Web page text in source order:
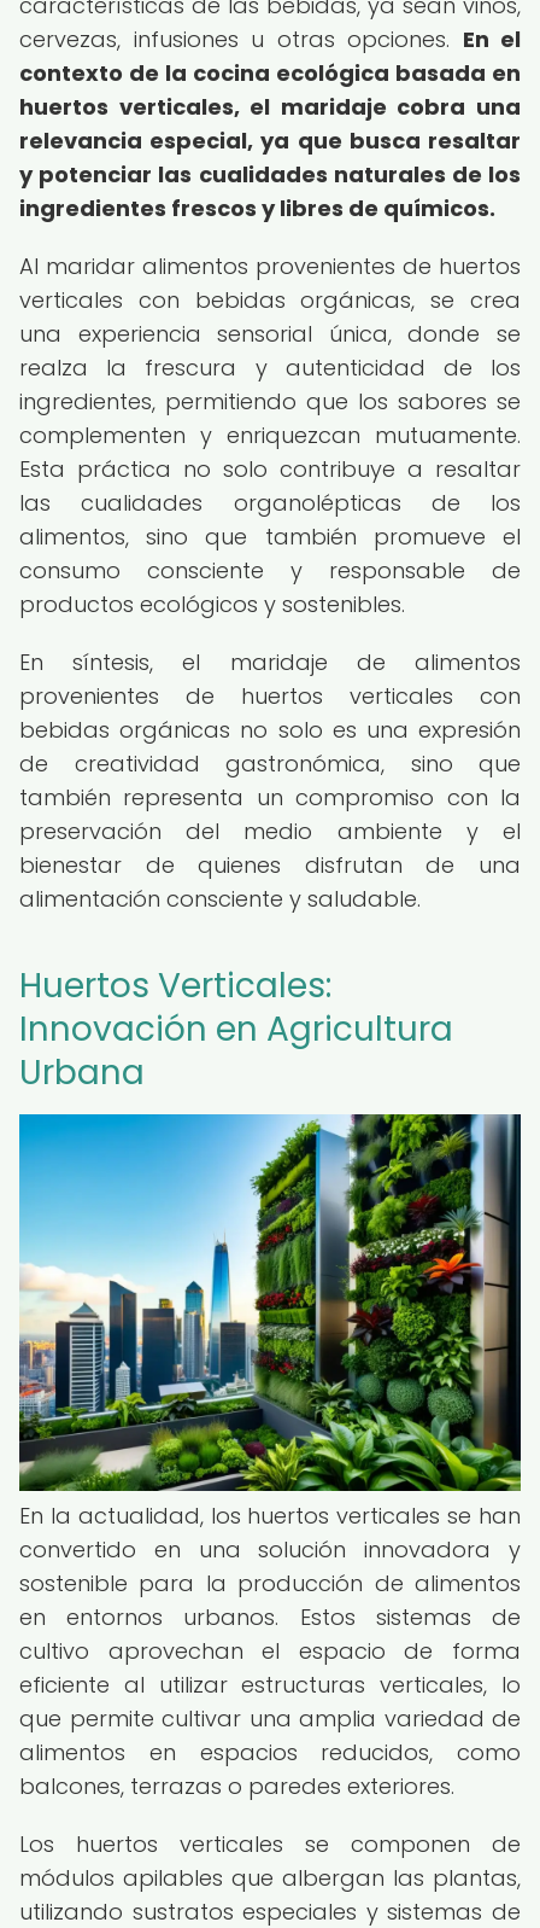
cervezas, infusiones u otras opciones. En el
contexto de la cocina ecológica basada en
huertos verticales, el maridaje cobra una
relevancia especial, ya que busca resaltar
y potenciar las cualidades naturales de los
ingredientes frescos y libres de químicos.
Al maridar alimentos provenientes de huertos
verticales con bebidas orgánicas, se crea
una experiencia sensorial única, donde se
realza la frescura y autenticidad de los
ingredientes, permitiendo que los sabores se
complementen y enriquezcan mutuamente.
Esta práctica no solo contribuye a resaltar
las cualidades organolépticas de los
alimentos, sino que también promueve el
consumo consciente y responsable de
productos ecológicos y sostenibles.
En síntesis, el maridaje de alimentos
provenientes de huertos verticales con
bebidas orgánicas no solo es una expresión
de creatividad gastronómica, sino que
también representa un compromiso con la
preservación del medio ambiente y el
bienestar de quienes disfrutan de una
alimentación consciente y saludable.
Huertos Verticales:
Innovación en Agricultura
Urbana
En la actualidad, los huertos verticales se han
convertido en una solución innovadora y
sostenible para la producción de alimentos
en entornos urbanos. Estos sistemas de
cultivo aprovechan el espacio de forma
eficiente al utilizar estructuras verticales, lo
que permite cultivar una amplia variedad de
alimentos en espacios reducidos, como
balcones, terrazas o paredes exteriores.
Los huertos verticales se componen de
módulos apilables que albergan las plantas,
utilizando sustratos especiales y sistemas de